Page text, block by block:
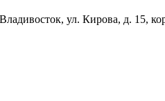
ул. Кирова, д. 15,